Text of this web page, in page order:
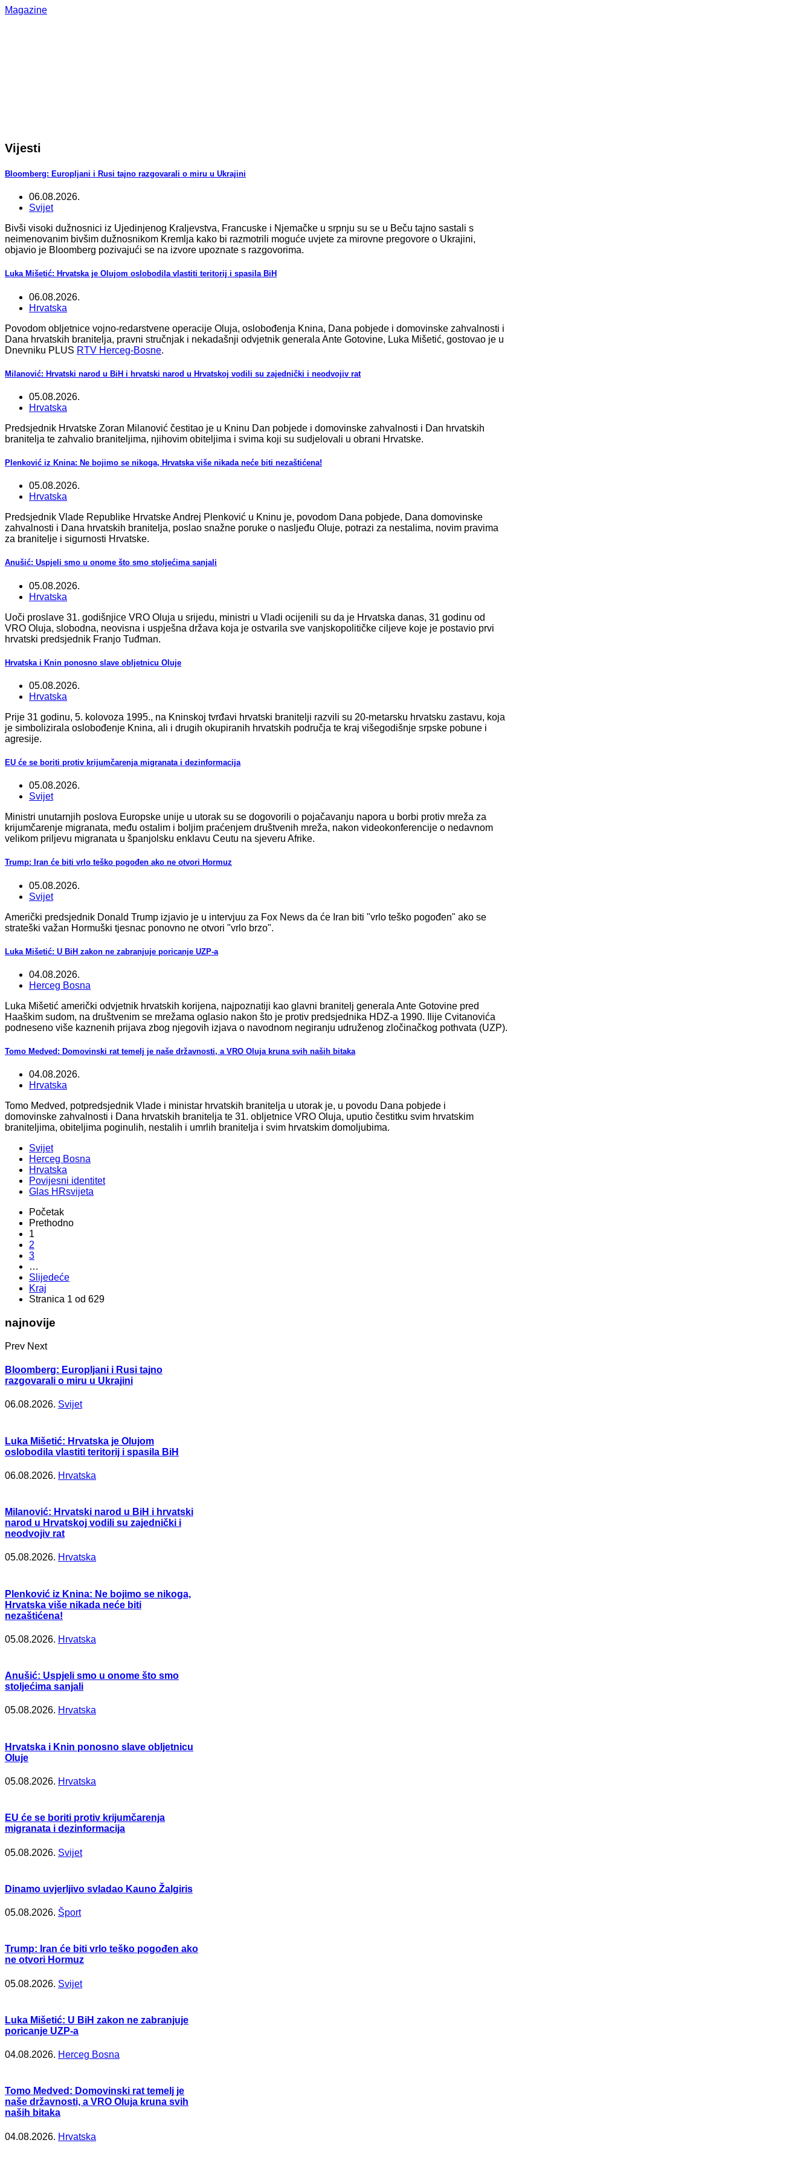
Magazine
Vijesti
Bloomberg: Europljani i Rusi tajno razgovarali o miru u Ukrajini
06.08.2026.
Svijet
Bivši visoki dužnosnici iz Ujedinjenog Kraljevstva, Francuske i Njemačke u srpnju su se u Beču tajno sastali s
neimenovanim bivšim dužnosnikom Kremlja kako bi razmotrili moguće uvjete za mirovne pregovore o Ukrajini,
objavio je Bloomberg pozivajući se na izvore upoznate s razgovorima.
Luka Mišetić: Hrvatska je Olujom oslobodila vlastiti teritorij i spasila BiH
06.08.2026.
Hrvatska
Povodom obljetnice vojno-redarstvene operacije Oluja, oslobođenja Knina, Dana pobjede i domovinske zahvalnosti i
Dana hrvatskih branitelja, pravni stručnjak i nekadašnji odvjetnik generala Ante Gotovine, Luka Mišetić, gostovao je u
Dnevniku PLUS RTV Herceg-Bosne.
Milanović: Hrvatski narod u BiH i hrvatski narod u Hrvatskoj vodili su zajednički i neodvojiv rat
05.08.2026.
Hrvatska
Predsjednik Hrvatske Zoran Milanović čestitao je u Kninu Dan pobjede i domovinske zahvalnosti i Dan hrvatskih
branitelja te zahvalio braniteljima, njihovim obiteljima i svima koji su sudjelovali u obrani Hrvatske.
Plenković iz Knina: Ne bojimo se nikoga, Hrvatska više nikada neće biti nezaštićena!
05.08.2026.
Hrvatska
Predsjednik Vlade Republike Hrvatske Andrej Plenković u Kninu je, povodom Dana pobjede, Dana domovinske
zahvalnosti i Dana hrvatskih branitelja, poslao snažne poruke o nasljeđu Oluje, potrazi za nestalima, novim pravima
za branitelje i sigurnosti Hrvatske.
Anušić: Uspjeli smo u onome što smo stoljećima sanjali
05.08.2026.
Hrvatska
Uoči proslave 31. godišnjice VRO Oluja u srijedu, ministri u Vladi ocijenili su da je Hrvatska danas, 31 godinu od
VRO Oluja, slobodna, neovisna i uspješna država koja je ostvarila sve vanjskopolitičke ciljeve koje je postavio prvi
hrvatski predsjednik Franjo Tuđman.
Hrvatska i Knin ponosno slave obljetnicu Oluje
05.08.2026.
Hrvatska
Prije 31 godinu, 5. kolovoza 1995., na Kninskoj tvrđavi hrvatski branitelji razvili su 20-metarsku hrvatsku zastavu, koja
je simbolizirala oslobođenje Knina, ali i drugih okupiranih hrvatskih područja te kraj višegodišnje srpske pobune i
agresije.
EU će se boriti protiv krijumčarenja migranata i dezinformacija
05.08.2026.
Svijet
Ministri unutarnjih poslova Europske unije u utorak su se dogovorili o pojačavanju napora u borbi protiv mreža za
krijumčarenje migranata, među ostalim i boljim praćenjem društvenih mreža, nakon videokonferencije o nedavnom
velikom priljevu migranata u španjolsku enklavu Ceutu na sjeveru Afrike.
Trump: Iran će biti vrlo teško pogođen ako ne otvori Hormuz
05.08.2026.
Svijet
Američki predsjednik Donald Trump izjavio je u intervjuu za Fox News da će Iran biti "vrlo teško pogođen" ako se
strateški važan Hormuški tjesnac ponovno ne otvori "vrlo brzo".
Luka Mišetić: U BiH zakon ne zabranjuje poricanje UZP-a
04.08.2026.
Herceg Bosna
Luka Mišetić američki odvjetnik hrvatskih korijena, najpoznatiji kao glavni branitelj generala Ante Gotovine pred
Haaškim sudom, na društvenim se mrežama oglasio nakon što je protiv predsjednika HDZ-a 1990. Ilije Cvitanovića
podneseno više kaznenih prijava zbog njegovih izjava o navodnom negiranju udruženog zločinačkog pothvata (UZP).
Tomo Medved: Domovinski rat temelj je naše državnosti, a VRO Oluja kruna svih naših bitaka
04.08.2026.
Hrvatska
Tomo Medved, potpredsjednik Vlade i ministar hrvatskih branitelja u utorak je, u povodu Dana pobjede i
domovinske zahvalnosti i Dana hrvatskih branitelja te 31. obljetnice VRO Oluja, uputio čestitku svim hrvatskim
braniteljima, obiteljima poginulih, nestalih i umrlih branitelja i svim hrvatskim domoljubima.
Svijet
Herceg Bosna
Hrvatska
Povijesni identitet
Glas HRsvijeta
Početak
Prethodno
1
2
3
…
Slijedeće
Kraj
Stranica 1 od 629
najnovije
Prev Next
Bloomberg: Europljani i Rusi tajno
razgovarali o miru u Ukrajini
06.08.2026. Svijet
Luka Mišetić: Hrvatska je Olujom
oslobodila vlastiti teritorij i spasila BiH
06.08.2026. Hrvatska
Milanović: Hrvatski narod u BiH i hrvatski
narod u Hrvatskoj vodili su zajednički i
neodvojiv rat
05.08.2026. Hrvatska
Plenković iz Knina: Ne bojimo se nikoga,
Hrvatska više nikada neće biti
nezaštićena!
05.08.2026. Hrvatska
Anušić: Uspjeli smo u onome što smo
stoljećima sanjali
05.08.2026. Hrvatska
Hrvatska i Knin ponosno slave obljetnicu
Oluje
05.08.2026. Hrvatska
EU će se boriti protiv krijumčarenja
migranata i dezinformacija
05.08.2026. Svijet
Dinamo uvjerljivo svladao Kauno Žalgiris
05.08.2026. Šport
Trump: Iran će biti vrlo teško pogođen ako
ne otvori Hormuz
05.08.2026. Svijet
Luka Mišetić: U BiH zakon ne zabranjuje
poricanje UZP-a
04.08.2026. Herceg Bosna
Tomo Medved: Domovinski rat temelj je
naše državnosti, a VRO Oluja kruna svih
naših bitaka
04.08.2026. Hrvatska